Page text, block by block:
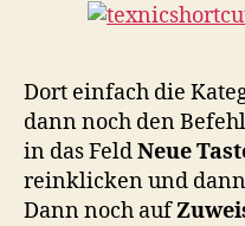
Dort einfach die
dann noch den Befehl
in das FeldNeue
reinklicken und dann
Dann noch auf